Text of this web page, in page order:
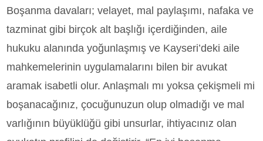
Boşanma davaları; velayet, mal paylaşımı, nafaka ve
tazminat gibi birçok alt başlığı içerdiğinden, aile
hukuku alanında yoğunlaşmış ve Kayseri’deki aile
mahkemelerinin uygulamalarını bilen bir avukat
aramak isabetli olur. Anlaşmalı mı yoksa çekişmeli mi
boşanacağınız, çocuğunuzun olup olmadığı ve mal
varlığının büyüklüğü gibi unsurlar, ihtiyacınız olan